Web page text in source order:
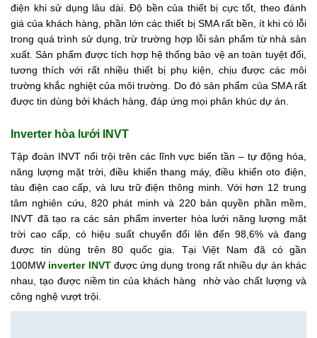
điện khi sử dụng lâu dài. Độ bền của thiết bị cực tốt, theo đánh
giá của khách hàng, phần lớn các thiết bị SMA rất bền, ít khi có lỗi
trong quá trình sử dụng, trừ trường hợp lỗi sản phẩm từ nhà sản
xuất. Sản phẩm được tích hợp hệ thống bảo vệ an toàn tuyệt đối,
tương thích với rất nhiều thiết bị phụ kiện, chịu được các môi
trường khắc nghiệt của môi trường. Do đó sản phẩm của SMA rất
được tin dùng bởi khách hàng, đáp ứng mọi phân khúc dự án.
Inverter hòa lưới INVT
Tập đoàn INVT nổi trội trên các lĩnh vực biến tần – tự động hóa,
năng lượng mặt trời, điều khiển thang máy, điều khiển oto điện,
tàu điện cao cấp, và lưu trữ điện thông minh. Với hơn 12 trung
tâm nghiên cứu, 820 phát minh và 220 bản quyền phần mềm,
INVT đã tạo ra các sản phẩm inverter hòa lưới năng lượng mặt
trời cao cấp, có hiệu suất chuyển đổi lên đến 98,6% và đang
được tin dùng trên 80 quốc gia. Tại Việt Nam đã có gần
100MW inverter INVTđược ứng dụng trong rất nhiều dự án khác
nhau, tạo được niềm tin của khách hàng nhờ vào chất lượng và
công nghệ vượt trội.